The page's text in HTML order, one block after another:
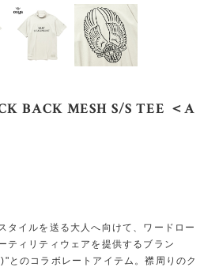
BACK MESH S/S TEE ＜A
タイルを送る大人へ向けて、ワードロー
ティリティウェアを提供するブラン
とのコラボレートアイテム。襟周りのク